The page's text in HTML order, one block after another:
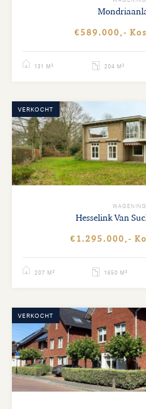
€589.000,-
131 M² 204 M²
VERKOCHT
Hesselink Van
€1.295.000,-
207 M² 1650 M²
VERKOCHT